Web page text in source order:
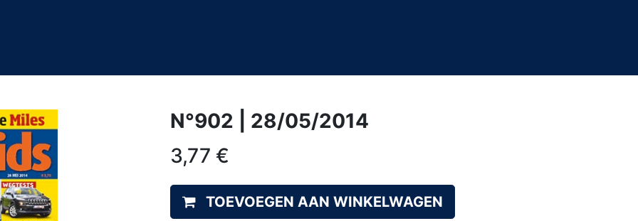
N°902 | 28/05/2014
3,77 €
TOEVOEGEN AAN WINKELWAGEN